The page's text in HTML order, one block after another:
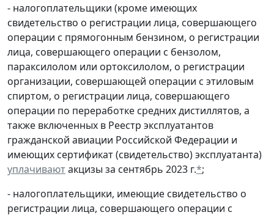
- налогоплательщики (кроме имеющих
свидетельство о регистрации лица, совершающего
операции с прямогонным бензином, о регистрации
лица, совершающего операции с бензолом,
параксилолом или ортоксилолом, о регистрации
организации, совершающей операции с этиловым
спиртом, о регистрации лица, совершающего
операции по переработке средних дистиллятов, а
также включенных в Реестр эксплуатантов
гражданской авиации Российской Федерации и
имеющих сертификат (свидетельство) эксплуатанта)
уплачиваютакцизы за сентябрь 2023 г.*;
- налогоплательщики, имеющие свидетельство о
регистрации лица, совершающего операции с